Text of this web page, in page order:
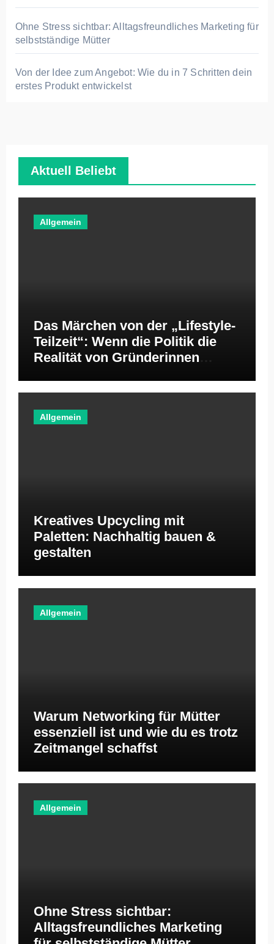
Ohne Stress sichtbar: Alltagsfreundliches Marketing für
selbstständige Mütter
Von der Idee zum Angebot: Wie du in 7 Schritten dein
erstes Produkt entwickelst
Aktuell Beliebt
Allgemein
Das Märchen von der „Lifestyle-
Teilzeit“: Wenn die Politik die
Realität von Gründerinnen
Allgemein
Kreatives Upcycling mit
Paletten: Nachhaltig bauen &
gestalten
Allgemein
Warum Networking für Mütter
essenziell ist und wie du es trotz
Zeitmangel schaffst
Allgemein
Ohne Stress sichtbar:
Alltagsfreundliches Marketing